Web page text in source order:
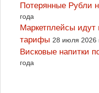
Потерянные Рубли
года
Маркетплейсы идут
тарифы 28 июля 2026
Висковые напитки
года